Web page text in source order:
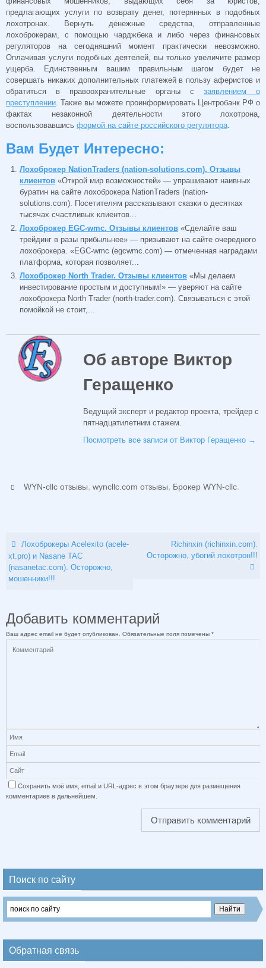
предлагающих услуги по возврату денег, потерянных в подобных
лохотронах. Вернуть денежные средства, отправленные
лохоброкерам, с помощью чарджбека и либо через финансовых
регуляторов на сегодняшний момент практически невозможно.
Оплачивая услуги подобных деятелей, вы только увеличите размер
ущерба. Единственным вашим правильным шагом будет не
совершать никаких дополнительных платежей в пользу аферистов и
обратиться в правоохранительные органы с заявлением о
преступлении . Также вы можете проинформировать Центробанк РФ о
фактах незаконной деятельности этого лохотрона,
воспользовавшись формой на сайте российского регулятора
Вам Будет Интересно:
Лохоброкер NationTraders (nation-solutions.com). Отзывы
клиентов «Открой мир возможностей» — упрашивают наивных
буратин на сайте лохоброкера NationTraders (nation-
solutions.com). Посетителям рассказывают сказки о десятках
тысячах счастливых клиентов...
Лохоброкер EGC-wmc. Отзывы клиентов «Сделайте ваш
трейдинг в разы прибыльнее» — призывают на сайте очередного
лохоброкера. «EGC-wmc (egcwmc.com) — отмеченная наградами
платформа, которая позволяет...
Лохоброкер North Trader. Отзывы клиентов «Мы делаем
инвестирование простым и доступным!» — уверяют на сайте
лохоброкера North Trader (north-trader.com). Связываться с этой
помойкой не стоит,...
Об авторе Виктор
Геращенко
Ведущий эксперт и редактор проекта, трейдер с
пятнадцатилетним стажем.
Посмотреть все записи от Виктор Геращенко →
WYN-cllc отзывы,wyncllc.com отзывы, Брокер WYN-cllc.
Лохоброкеры Acelexito (acele-
xt.pro) и Nasane TAC
(nasanetac.com). Осторожно,
мошенники!!!
Richinxin (richinxin.com).
Осторожно, убогий лохотрон!!!
Добавить комментарий
Ваш адрес email не будет опубликован. Обязательные поля помечены *
Сохранить моё имя, email и URL-адрес в этом браузере для размещения
комментариев в дальнейшем.
Поиск по сайту
Обратная связь